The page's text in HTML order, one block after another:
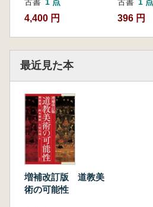
4,400 円 396 円
最近見た本
増補改訂版 道教美
術の可能性